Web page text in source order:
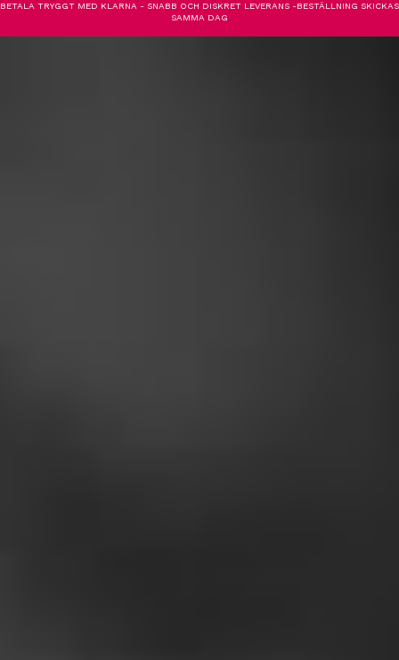
BETALA TRYGGT MED KLARNA - SNABB OCH DISKRET LEVERANS -BESTÄLLNING SKICKAS
SAMMA DAG